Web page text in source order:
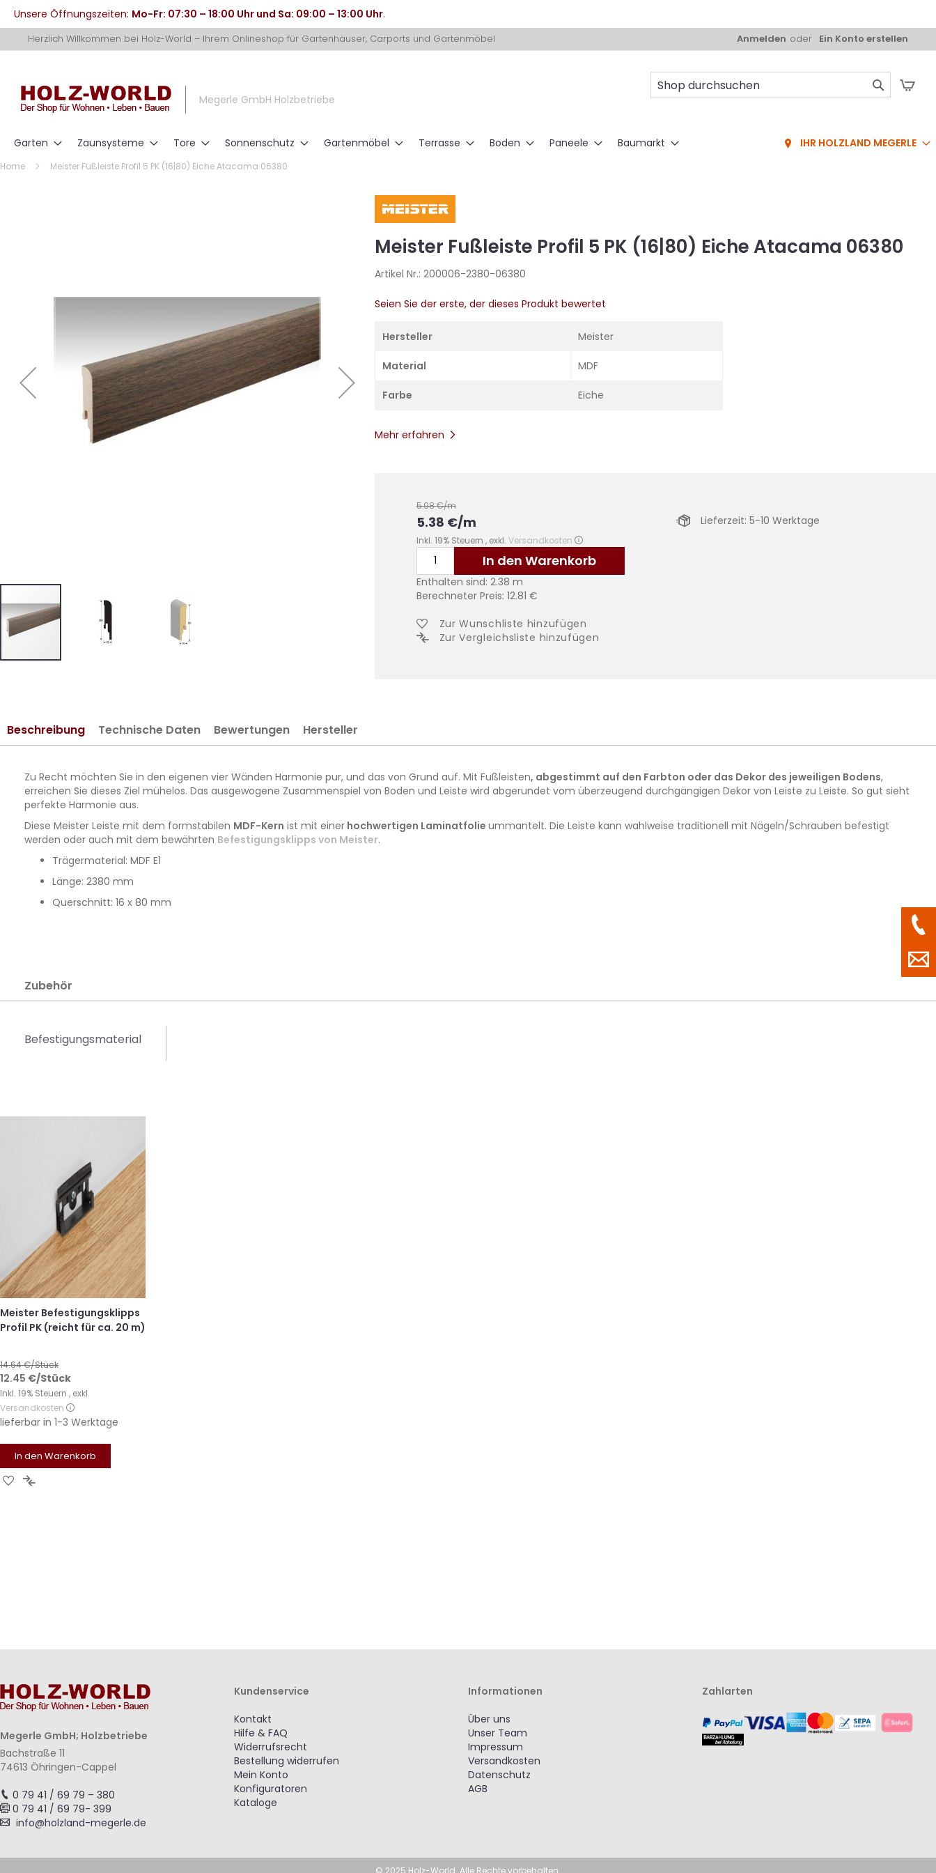
Unsere Öffnungszeiten: Mo-Fr: 07:30 – 18:00 Uhr und Sa: 09:00 – 13:00 Uhr.
zum
Herzlich Willkommen bei Holz-World – Ihrem Onlineshop für Gartenhäuser, Carports und Gartenmöbel Anmelden Ein Konto erstellen
Megerle GmbH Holzbetriebe
Garten Zaunsysteme Tore Sonnenschutz Gartenmöbel Terrasse Boden Paneele Baumarkt IHR HOLZLAND MEGERLE
Home Meister Fußleiste Profil 5 PK (16|80) Eiche Atacama 06380
Bildergalerie
springen
Meister Fußleiste Profil 5 PK (16|80) Eiche Atacama 06380
Artikel Nr.: 200006-2380-06380
Seien Sie der erste, der dieses Produkt bewertet
Hersteller Meister
Material MDF
Farbe Eiche
Mehr erfahren
5.98€/m
5.38 €/m
Inkl. 19% Steuern , exkl. Versandkosten
In den Warenkorb
Enthalten sind: 2.38 m
Berechneter Preis: 12.81 €
Lieferzeit: 5-10 Werktage
Zur Wunschliste hinzufügen
Zur Vergleichsliste hinzufügen
Beschreibung
Zu Recht möchten Sie in den eigenen vier Wänden Harmonie pur, und das von Grund auf. Mit Fußleisten, abgestimmt auf den Farbton oder das Dekor des jeweiligen Bodens,
erreichen Sie dieses Ziel mühelos. Das ausgewogene Zusammenspiel von Boden und Leiste wird abgerundet vom überzeugend durchgängigen Dekor von Leiste zu Leiste. So gut sieht
perfekte Harmonie aus.
Diese Meister Leiste mit dem formstabilen MDF-Kern ist mit einer hochwertigen Laminatfolie ummantelt. Die Leiste kann wahlweise traditionell mit Nägeln/Schrauben befestigt
werden oder auch mit dem bewährten Befestigungsklipps von Meister.
Trägermaterial: MDF E1
Länge: 2380 mm
Querschnitt: 16 x 80 mm
Technische Daten Bewertungen Hersteller
Zubehör
Befestigungsmaterial
Meister Befestigungsklipps
Profil PK (reicht für ca. 20 m)
14.64€/Stück
12.45 €/Stück
Inkl. 19% Steuern , exkl.
Versandkosten
lieferbar in 1-3 Werktage
In den Warenkorb
Zur Zur
Megerle GmbH; Holzbetriebe
Bachstraße 11
74613 Öhringen-Cappel
0 79 41 / 69 79 – 380
0 79 41 / 69 79- 399
info@holzland-megerle.de
Kundenservice
Kontakt
Hilfe & FAQ
Widerrufsrecht
Bestellung widerrufen
Mein Konto
Konfiguratoren
Kataloge
Informationen
Über uns
Unser Team
Impressum
Versandkosten
Datenschutz
AGB
Zahlarten
© 2025 Holz-World. Alle Rechte vorbehalten.